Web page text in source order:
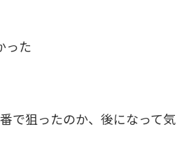
った
で狙ったのか、後になって気